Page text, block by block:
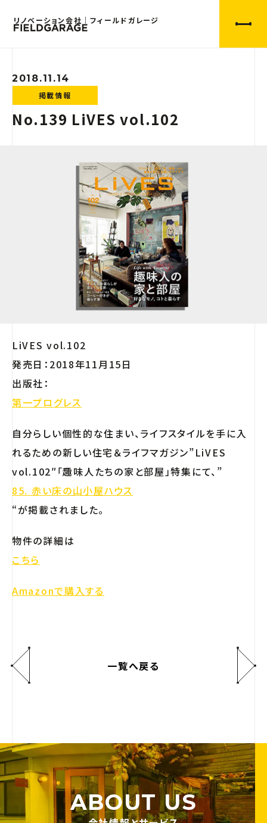
リノベーション会社｜フィールドガレージ
掲載情報
2018.11.14
No.139 LiVES vol.102
LiVES vol.102
発売日：2018年11月15日
出版社：
第一プログレス
自分らしい個性的な住まい、ライフスタイルを手に入
れるための新しい住宅＆ライフマガジン”LiVES
vol.102″「趣味人たちの家と部屋」特集にて、”
85. 赤い床の山小屋ハウス
“が掲載されました。
物件の詳細は
こちら
Amazonで購入する
一覧へ戻る
ABOUT US